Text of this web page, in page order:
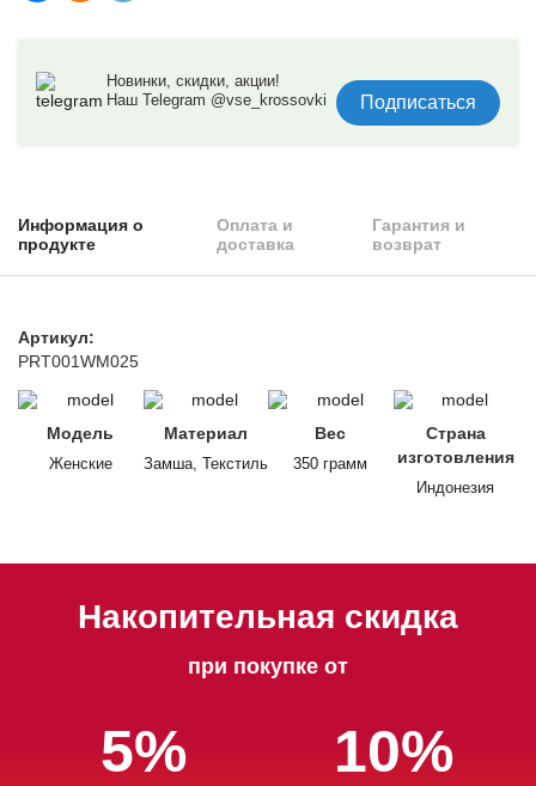
Новинки, скидки, акции!
Наш Telegram @vse_krossovki
Подписаться
Информация о
продукте
Оплата и
доставка
Гарантия и
возврат
Артикул:
PRT001WM025
Модель
Женские
Материал
Замша, Текстиль
Вес
350 грамм
Страна
изготовления
Индонезия
Накопительная скидка
при покупке от
5% 10%